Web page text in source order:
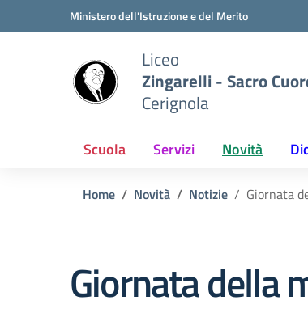
Vai ai contenuti
Vai al menu di navigazioneMinistero dell'Istruzione e del Merito
Liceo
Zingarelli - Sacro
Cerignola
Scuola Servizi Novità
Home Novità Notizie Giornata
Giornata della